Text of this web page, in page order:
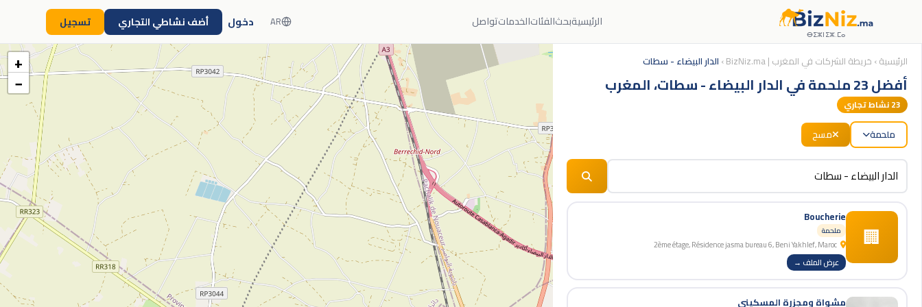
ⴱⵉⵣⵏⵉⵣ.ⵎⴰ
الرئيسيةبحثالفئاتالخدماتتواصل AR دخول أضف نشاطي التجاري تسجيل
الرئيسية› خريطة الشركات في المغرب | BizNiz.ma › الدار البيضاء - سطات
أفضل 23 ملحمة في الدار البيضاء - سطات، المغرب
23نشاط تجاري
ملحمة مسح
🏢
Boucherie
ملحمة
عرض الملف →
مشواة ومجزرة المسكيني
+
−